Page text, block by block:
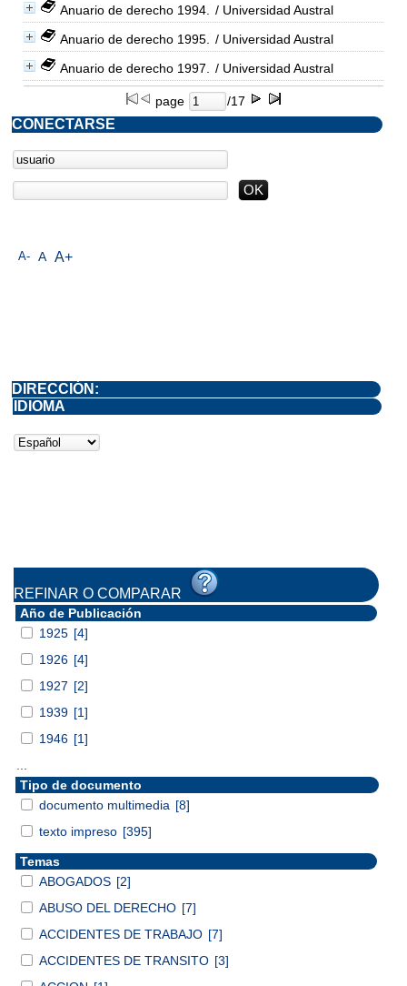
Anuario de derecho 1994.
/ Universidad Austral
Anuario de derecho 1995.
/ Universidad Austral
Anuario de derecho 1997.
/ Universidad Austral
page /17
A- A A+
CONECTARSE
DIRECCIÓN:
IDIOMA
REFINAR O COMPARAR
Año de Publicación
1925 [4]
1926 [4]
1927 [2]
1939 [1]
1946 [1]
Tipo de documento
documento multimedia [8]
texto impreso [395]
Temas
ABOGADOS [2]
ABUSO DEL DERECHO [7]
ACCIDENTES DE TRABAJO [7]
ACCIDENTES DE TRANSITO [3]